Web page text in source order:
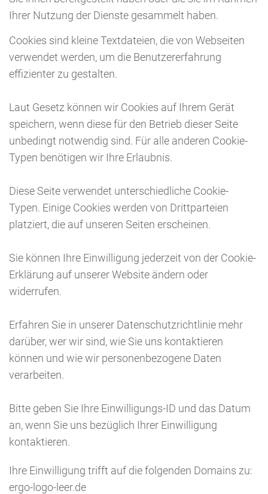
Ihrer Nutzung der Dienste gesammelt haben.
Cookies sind kleine Textdateien, die von Webseiten
verwendet werden, um die Benutzererfahrung
effizienter zu gestalten.
Laut Gesetz können wir Cookies auf Ihrem Gerät
speichern, wenn diese für den Betrieb dieser Seite
unbedingt notwendig sind. Für alle anderen Cookie-
Typen benötigen wir Ihre Erlaubnis.
Diese Seite verwendet unterschiedliche Cookie-
Typen. Einige Cookies werden von Drittparteien
platziert, die auf unseren Seiten erscheinen.
Sie können Ihre Einwilligung jederzeit von der Cookie-
Erklärung auf unserer Website ändern oder
widerrufen.
Erfahren Sie in unserer Datenschutzrichtlinie mehr
darüber, wer wir sind, wie Sie uns kontaktieren
können und wie wir personenbezogene Daten
verarbeiten.
Bitte geben Sie Ihre Einwilligungs-ID und das Datum
an, wenn Sie uns bezüglich Ihrer Einwilligung
kontaktieren.
Ihre Einwilligung trifft auf die folgenden Domains zu:
ergo-logo-leer.de